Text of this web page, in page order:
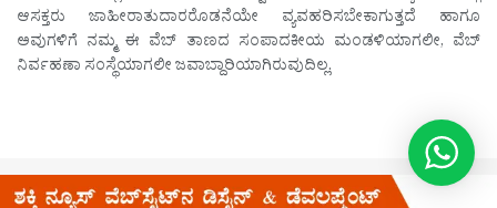
ಆಸಕ್ತರು ಜಾಹೀರಾತುದಾರರೊಡನೆಯೇ ವ್ಯವಹರಿಸಬೇಕಾಗುತ್ತದೆ ಹಾಗೂ
ಅವುಗಳಿಗೆ ನಮ್ಮ ಈ ವೆಬ್ ತಾಣದ ಸಂಪಾದಕೀಯ ಮಂಡಳಿಯಾಗಲೀ, ವೆಬ್
ನಿರ್ವಹಣಾ ಸಂಸ್ಥೆಯಾಗಲೀ ಜವಾಬ್ದಾರಿಯಾಗಿರುವುದಿಲ್ಲ.